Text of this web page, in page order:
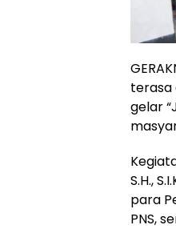
terasa
gelar
S.H.,
para
PNS,